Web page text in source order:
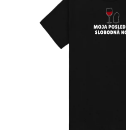
hviezdičiek.